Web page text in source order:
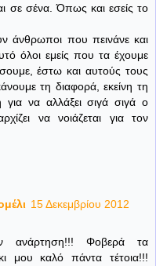
σε σένα. Όπως και εσείς το
άνθρωποι που πεινάνε και
όλοι εμείς που τα έχουμε
έστω και αυτούς τους
τη διαφορά, εκείνη τη
να αλλάξει σιγά σιγά ο
να νοιάζεται για τον
15 Δεκεμβρίου 2012
ανάρτηση!!! Φοβερά τα
μου καλό πάντα τέτοια!!!